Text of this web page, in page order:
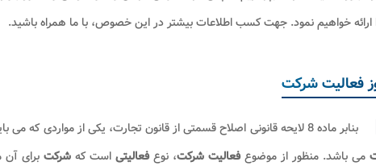
ارائه خواهیم نمود. جهت کسب اطلاعات بیشتر در این خصوص، با ما همراه باشید.
فعالیت شرکت
بنابر ماده 8 لایحه قانونی اصلاح قسمتی از قانون تجارت، یکی از مواردی که می بایست در اساسنامه
می باشد. منظور از موضوعفعالیت شرکت، نوعفعالیتی است که شرکت برای